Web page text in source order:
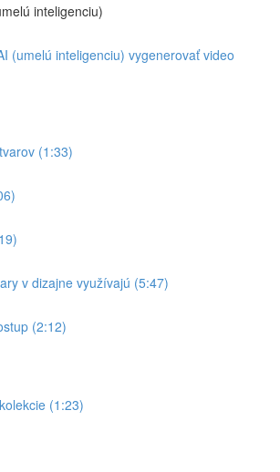
inteligenciu)
(umelú inteligenciu) vygenerovať video
(1:33)
v dizajne využívajú (5:47)
(2:12)
(1:23)